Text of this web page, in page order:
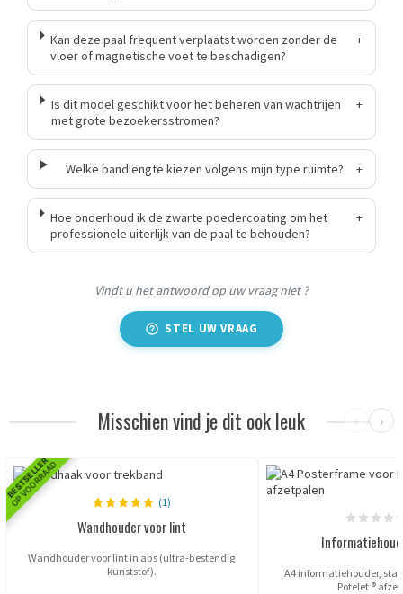
Kan deze paal frequent verplaatst worden zonder de
vloer of magnetische voet te beschadigen?
+
Is dit model geschikt voor het beheren van wachtrijen
met grote bezoekersstromen?
+
Welke bandlengte kiezen volgens mijn type ruimte? +
Hoe onderhoud ik de zwarte poedercoating om het
professionele uiterlijk van de paal te behouden?
+
Vindt u het antwoord op uw vraag niet ?
STEL UW VRAAG
Misschien vind je dit ook leuk ‹ ›
BESTSELLER
OP VOORRAAD (1)
Wandhouder voor lint
Wandhouder voor lint in abs (ultra-bestendig
kunststof).
A4 informatiehouder,
Potelet ®